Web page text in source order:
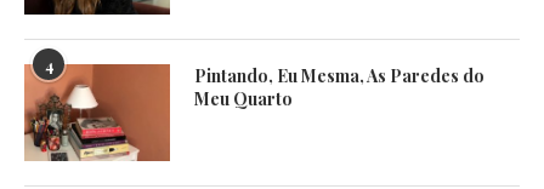
4
Pintando, Eu Mesma, As Paredes do
Meu Quarto